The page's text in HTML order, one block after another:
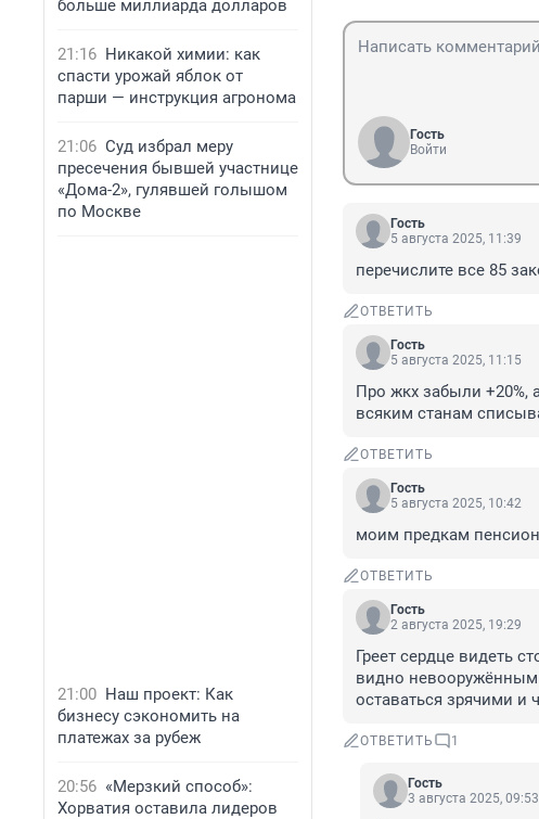
больше миллиарда долларов
21:16 Никакой химии: как
спасти урожай яблок от
парши — инструкция агронома
21:06 Суд избрал меру
пресечения бывшей участнице
«Дома-2», гулявшей голышом
по Москве
21:00 Наш проект: Как
бизнесу сэкономить на
платежах за рубеж
20:56 «Мерзкий способ»:
Хорватия оставила лидеров
Гость
Войти
Гость
5 августа 2025, 11:39
перечислите все 85
ОТВЕТИТЬ
Гость
5 августа 2025, 11:15
Про жкх забыли +20%,
всяким станам
ОТВЕТИТЬ
Гость
5 августа 2025, 10:42
моим предкам
ОТВЕТИТЬ
Гость
2 августа 2025, 19:29
Греет сердце видеть
видно невооружённым
оставаться зрячими
ОТВЕТИТЬ 1
Гость
3 августа 2025, 09:53